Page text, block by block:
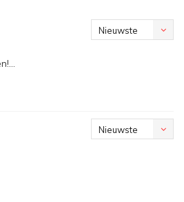
Nieuwste
Nieuwste